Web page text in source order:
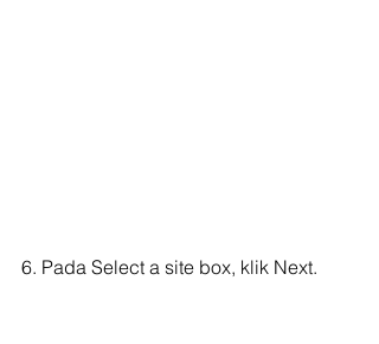
6. Pada Select a site box, klik Next.